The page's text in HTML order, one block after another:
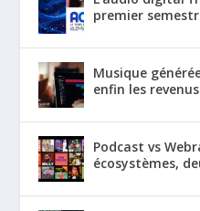
premier
Musique
enfin les
Podcast vs
écosystèmes,